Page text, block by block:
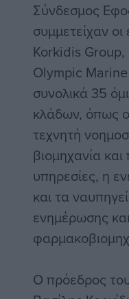
Σύνδεσμος
συμμετείχαν
Korkidis
Olympic
συνολικά 35
κλάδων, όπως
τεχνητή
βιομηχανία
υπηρεσίες, η
και τα
ενημέρωσης
Ο πρόεδρος